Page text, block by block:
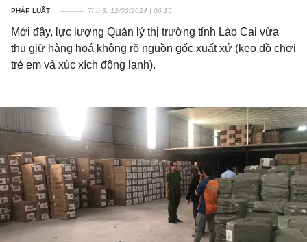
PHÁP LUẬT Thứ 3, 12/03/2024 | 06:15
Mới đây, lực lượng Quản lý thị trường tỉnh Lào Cai vừa
thu giữ hàng hoá không rõ nguồn gốc xuất xứ (kẹo đồ chơi
trẻ em và xúc xích đông lạnh).